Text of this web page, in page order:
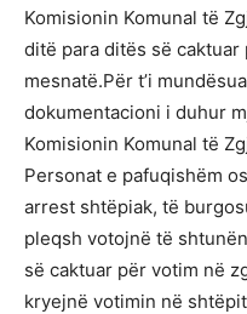
Komisionin Komunal të
ditë para ditës së caktuar
mesnatë.Për t’i
dokumentacioni i duhur
Komisionin Komunal të
Personat e pafuqishëm
arrest shtëpiak, të
pleqsh votojnë të
së caktuar për votim në
kryejnë votimin në